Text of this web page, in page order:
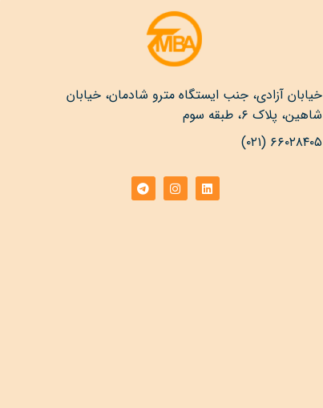
خیابان آزادی، جنب ایستگاه مترو شادمان، خیابان
شاهین، پلاک ۶، طبقه سوم
۶۶۰۲۸۴۰۵ (۰۲۱)